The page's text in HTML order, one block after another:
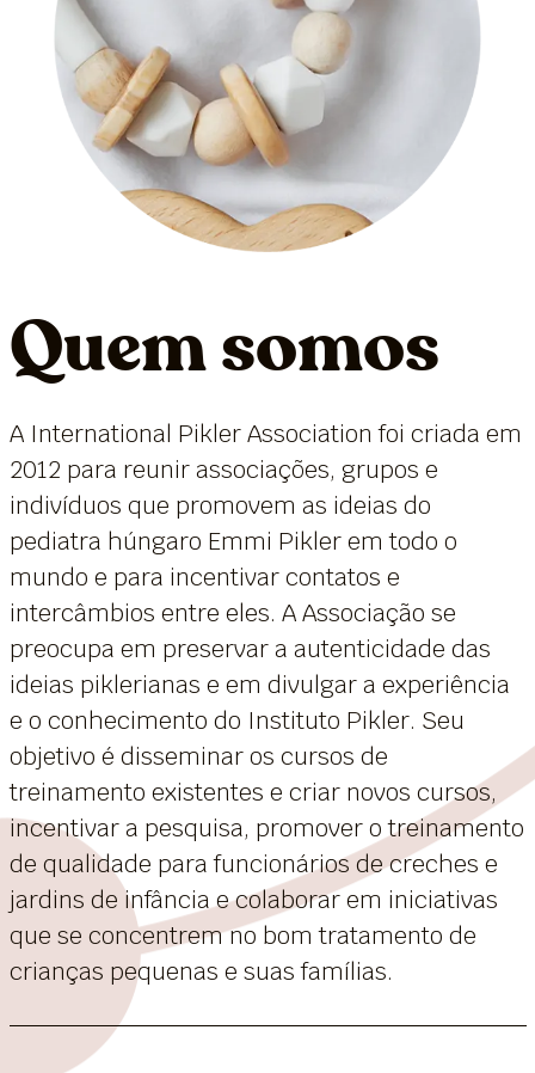
Quem somos
A International Pikler Association foi criada em
2012 para reunir associações, grupos e
indivíduos que promovem as ideias do
pediatra húngaro Emmi Pikler em todo o
mundo e para incentivar contatos e
intercâmbios entre eles. A Associação se
preocupa em preservar a autenticidade das
ideias piklerianas e em divulgar a experiência
e o conhecimento do Instituto Pikler. Seu
objetivo é disseminar os cursos de
treinamento existentes e criar novos cursos,
incentivar a pesquisa, promover o treinamento
de qualidade para funcionários de creches e
jardins de infância e colaborar em iniciativas
que se concentrem no bom tratamento de
crianças pequenas e suas famílias.